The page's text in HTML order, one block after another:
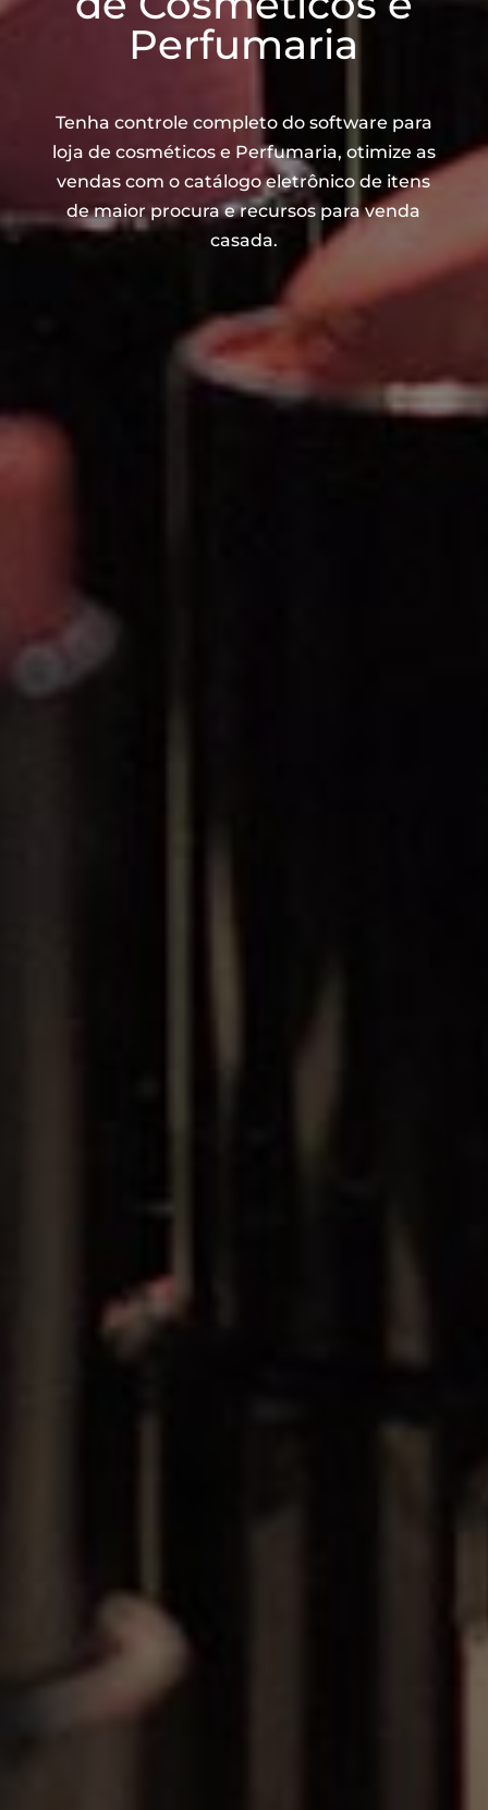
Perfumaria
Tenha controle completo do software para
loja de cosméticos e Perfumaria, otimize as
vendas com o catálogo eletrônico de itens
de maior procura e recursos para venda
casada.